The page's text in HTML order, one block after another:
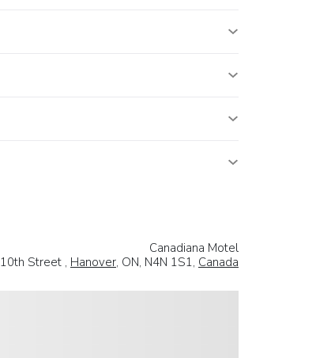
Canadiana Motel
Street , Hanover, ON, N4N 1S1, Canada